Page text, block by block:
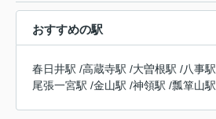
おすすめの駅
春日井駅 /高蔵寺駅 /大曽根駅 /八事駅
尾張一宮駅 /金山駅 /神領駅 /瓢箪山駅